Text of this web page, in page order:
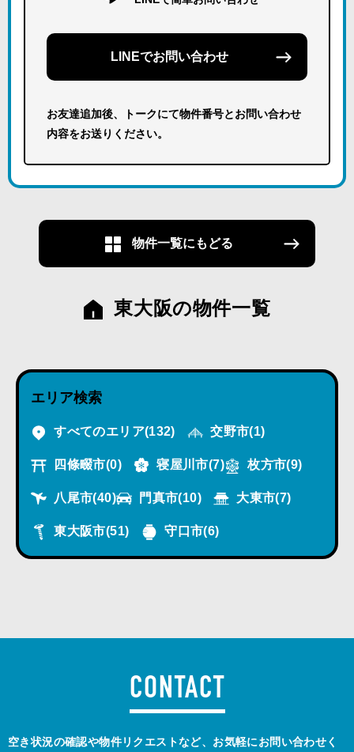
LINEでお問い合わせ
お友達追加後、トークにて物件番号とお問い合わせ
内容をお送りください。
物件一覧にもどる
東大阪の物件一覧
エリア検索
すべてのエリア(132) 交野市(1)
四條畷市(0) 寝屋川市(7) 枚方市(9)
八尾市(40) 門真市(10) 大東市(7)
東大阪市(51) 守口市(6)
CONTACT
空き状況の確認や物件リクエストなど、お気軽にお問い合わせく